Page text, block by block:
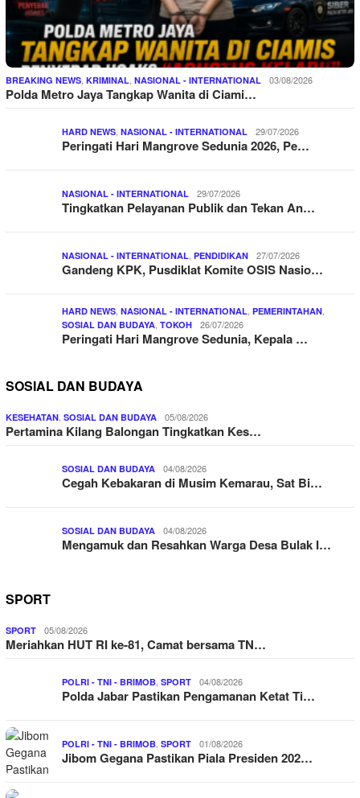
BREAKING NEWS, KRIMINAL, NASIONAL - INTERNATIONAL 03/08/2026
Polda Metro Jaya Tangkap Wanita di Ciami…
HARD NEWS, NASIONAL - INTERNATIONAL 29/07/2026
Peringati Hari Mangrove Sedunia 2026, Pe…
NASIONAL - INTERNATIONAL 29/07/2026
Tingkatkan Pelayanan Publik dan Tekan An…
NASIONAL - INTERNATIONAL, PENDIDIKAN 27/07/2026
Gandeng KPK, Pusdiklat Komite OSIS Nasio…
HARD NEWS, NASIONAL - INTERNATIONAL, PEMERINTAHAN,
SOSIAL DAN BUDAYA, TOKOH 26/07/2026
Peringati Hari Mangrove Sedunia, Kepala …
SOSIAL DAN BUDAYA
KESEHATAN, SOSIAL DAN BUDAYA 05/08/2026
Pertamina Kilang Balongan Tingkatkan Kes…
SOSIAL DAN BUDAYA 04/08/2026
Cegah Kebakaran di Musim Kemarau, Sat Bi…
SOSIAL DAN BUDAYA 04/08/2026
Mengamuk dan Resahkan Warga Desa Bulak I…
SPORT
SPORT 05/08/2026
Meriahkan HUT RI ke-81, Camat bersama TN…
POLRI - TNI - BRIMOB, SPORT 04/08/2026
Polda Jabar Pastikan Pengamanan Ketat Ti…
POLRI - TNI - BRIMOB, SPORT 01/08/2026
Jibom Gegana Pastikan Piala Presiden 202…